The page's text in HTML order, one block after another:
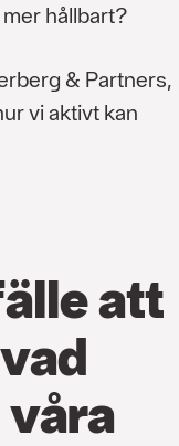
hållbart?
& Partners,
vi aktivt kan
att